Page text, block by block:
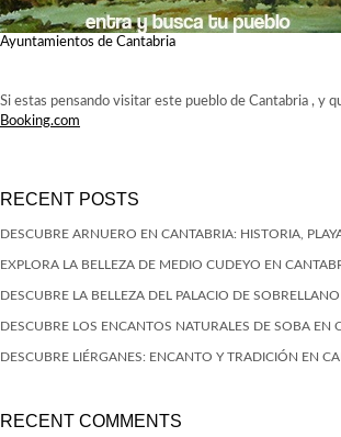
Ayuntamientos de Cantabria
Si estas pensando visitar este pueblo de Cantabria , y
Booking.com
RECENT POSTS
DESCUBRE ARNUERO EN CANTABRIA: HISTORIA,
EXPLORA LA BELLEZA DE MEDIO CUDEYO EN
DESCUBRE LA BELLEZA DEL PALACIO DE
DESCUBRE LOS ENCANTOS NATURALES DE SOBA EN
DESCUBRE LIÉRGANES: ENCANTO Y TRADICIÓN EN
RECENT COMMENTS